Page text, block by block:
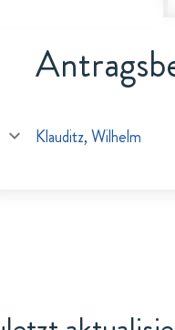
Klauditz, Wilhelm